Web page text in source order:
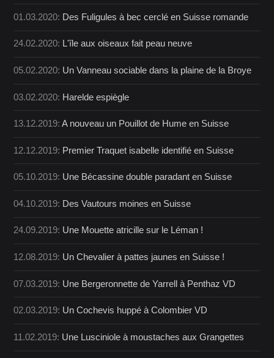
01.03.2020: Des Fuligules à bec cerclé en Suisse romande
24.02.2020: L'île aux oiseaux fait peau neuve
05.02.2020: Un Vanneau sociable dans la plaine de la Broye
03.02.2020: Harelde espiègle
13.12.2019:A nouveau un Pouillot de Hume en Suisse
12.12.2019: Premier Traquet isabelle identifié en Suisse
05.10.2019: Une Bécassine double paradant en Suisse
04.10.2019: Des Vautours moines en Suisse
24.09.2019: Une Mouette atricille sur le Léman !
12.08.2019: Un Chevalier à pattes jaunes en Suisse !
07.03.2019: Une Bergeronnette de Yarrell à Penthaz VD
02.03.2019: Un Cochevis huppé à Colombier VD
11.02.2019: Une Lusciniole à moustaches aux Grangettes